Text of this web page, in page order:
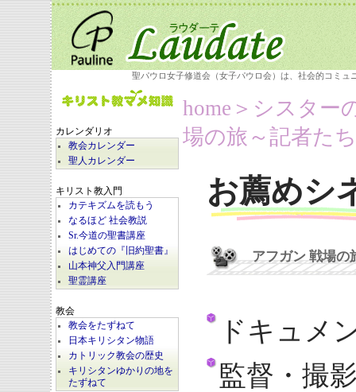
聖パウロ女子修道会（女子パウロ会）は、社会的コミ
カレンダリオ
教会カレンダー
聖人カレンダー
キリスト教入門
カテキズムを読もう
なるほど 社会教説
Sr.今道の聖書講座
はじめての『旧約聖書』
山本神父入門講座
聖霊講座
教会
教会をたずねて
日本キリシタン物語
カトリック教会の歴史
キリシタンゆかりの地を
たずねて
home ＞シスター
場の旅～記者た
お薦めシ
アフガン 戦場の
ドキュメ
監督・撮